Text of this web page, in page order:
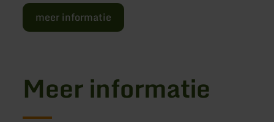
meer informatie
Meer informatie